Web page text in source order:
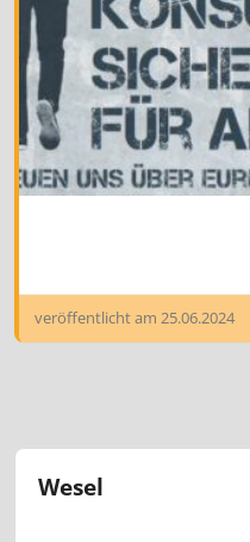
veröffentlicht am 25.06.2024
Wesel